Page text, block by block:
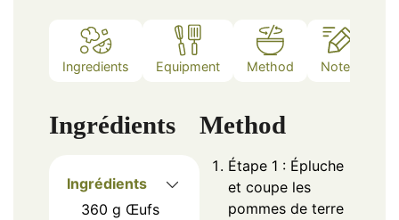
Ingredients Equipment Method Notes
Ingrédients
Ingrédients
360 g Œufs
Method
Étape 1 : Épluche
et coupe les
pommes de terre